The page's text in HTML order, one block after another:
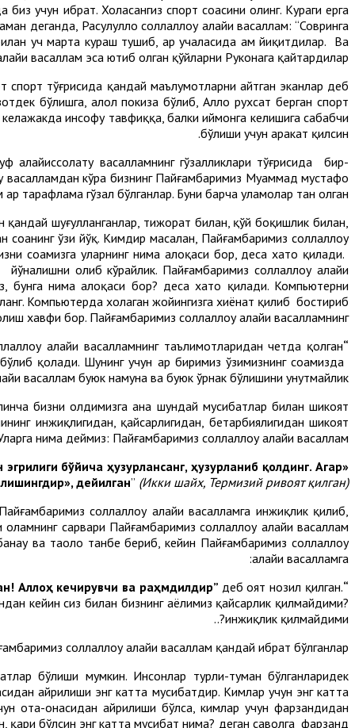
учун ибрат. Хоҳласангиз спорт соҳасини олинг. Кураги ерга
деганда, Расулуллоҳ соллаллоҳу алайҳи васаллам: “Совринга
уч марта кураш тушиб, ҳар учаласида ҳам йиқитдилар. Ва
васаллам эса ютиб олган қўйларни Руконага қайтардилар.
спорт тўғрисида қандай маълумотларни айтган эканлар деб
бўлишга, ҳалол покиза бўлиб, Аллоҳ рухсат берган спорт
келажакда инсофу тавфиққа, балки иймонга келишига сабабчи
бўлиши учун ҳаракат қилсин.
алайҳиссолату васалламнинг гўзалликлари тўғрисида бир-
кўра бизнинг Пайғамбаримиз Муҳаммад мустафо
ҳар тарафлама гўзал бўлганлар. Буни барча уламолар тан олган.
қандай шуғулланганлар, тижорат билан, қўй боқишлик билан,
ўзи йўқ. Кимдир масалан, Пайғамбаримиз соллаллоҳу
соҳамизга уларнинг нима алоқаси бор, деса хато қилади.
олиб кўрайлик. Пайғамбаримиз соллаллоҳу алайҳи
нима алоқаси бор? деса хато қилади. Компьютерни
Компьютерда хоҳлаган жойингизга хиёнат қилиб бостириб
хавфи бор. Пайғамбаримиз соллаллоҳу алайҳи васалламнинг:
“Назар шайтоннинг заҳарланган ўқларидан бир ўқдир”,
алайҳи васалламнинг таълимотларидан четда қолган
қолади. Шунинг учун ҳар биримиз ўзимизнинг соҳамизда
васаллам буюк намуна ва буюк ўрнак бўлишини унутмайлик.
бизни олдимизга ана шундай мусибатлар билан шикоят
инжиқлигидан, қайсарлигидан, бетарбиялигидан шикоят
нима деймиз: Пайғамбаримиз соллаллоҳу алайҳи васаллам:
бўйича ҳузурлансанг, ҳузурланиб қолдинг. Агар
дейилган” (Икки шайх, Термизий ривоят қилган)
соллаллоҳу алайҳи васалламга инжиқлик қилиб,
сарвари Пайғамбаримиз соллаллоҳу алайҳи васаллам
ва таоло танбеҳ бериб, кейин Пайғамбаримиз соллаллоҳу
алайҳи васалламга:
“Эй Набий! Нима учун хотинларинг розилигини тилаб, Аллоҳ сенга ҳалол қилган нарсани ҳаром қиласан! Аллоҳ кечирувчи ва раҳмдилдир”
деб оят нозил қилган.
кейин сиз билан бизнинг аёлимиз қайсарлик қилмайдими?
инжиқлик қилмайдими?..
соллаллоҳу алайҳи васаллам қандай ибрат бўлганлар.
бўлиши мумкин. Инсонлар турли-туман бўлганларидек
айрилиши энг катта мусибатдир. Кимлар учун энг катта
ота-онасидан айрилиши бўлса, кимлар учун фарзандидан
бўлсин энг катта мусибат нима? деган саволга фарзанд